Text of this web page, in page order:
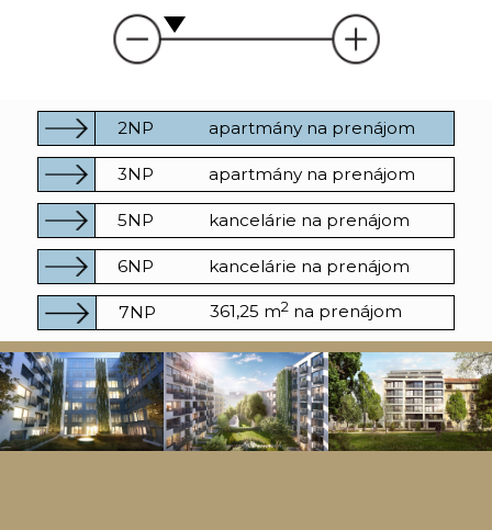
2NP apartmány na prenájom
3NP apartmány na prenájom
5NP kancelárie na prenájom
6NP kancelárie na prenájom
7NP 361,25 m2 na prenájom